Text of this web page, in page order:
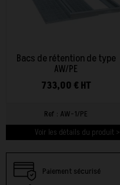
Bacs de rétention de type
AW/PE
733,00 € HT
Ref : AW-1/PE
Voir les détails du produit >
Paiement sécurisé